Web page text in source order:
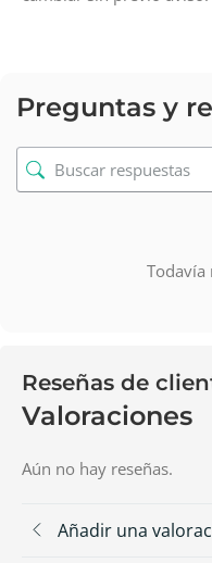
Preguntas y
Todavía
Reseñas de
Valoraciones
Aún no hay reseñas.
Añadir una